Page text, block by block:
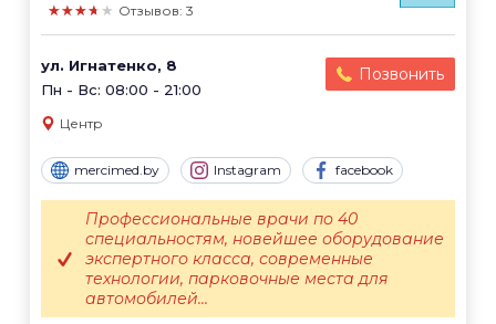
★★★★★ Отзывов: 3
ул. Игнатенко, 8
Пн - Вс: 08:00 - 21:00
Позвонить
Центр
mercimed.by Instagram facebook
Профессиональные врачи по 40
специальностям, новейшее оборудование
экспертного класса, современные
технологии, парковочные места для
автомобилей...